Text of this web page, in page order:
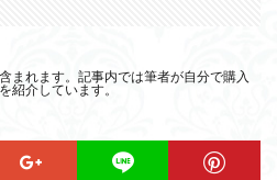
まれます。記事内では筆者が自分で購入
紹介しています。